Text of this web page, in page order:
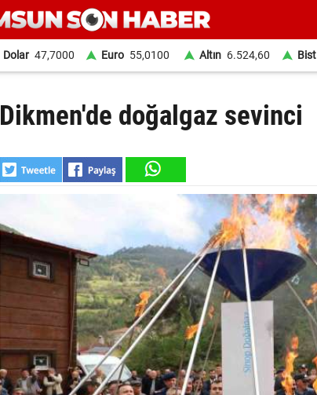
Dolar 47,7000 Euro 55,0100 Altın 6.524,60 Bist
Dikmen'de doğalgaz sevinci